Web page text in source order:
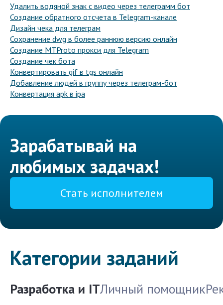
Удалить водяной знак с видео через телеграмм бот
Создание обратного отсчета в Telegram-канале
Дизайн чека для телеграм
Сохранение dwg в более раннюю версию онлайн
Создание MTProto прокси для Telegram
Создание чек бота
Конвертировать gif в tgs онлайн
Добавление людей в группу через телеграм-бот
Конвертация apk в ipa
Зарабатывай на
любимых задачах!
Стать исполнителем
Категории заданий
Разработка и ITЛичный помощник